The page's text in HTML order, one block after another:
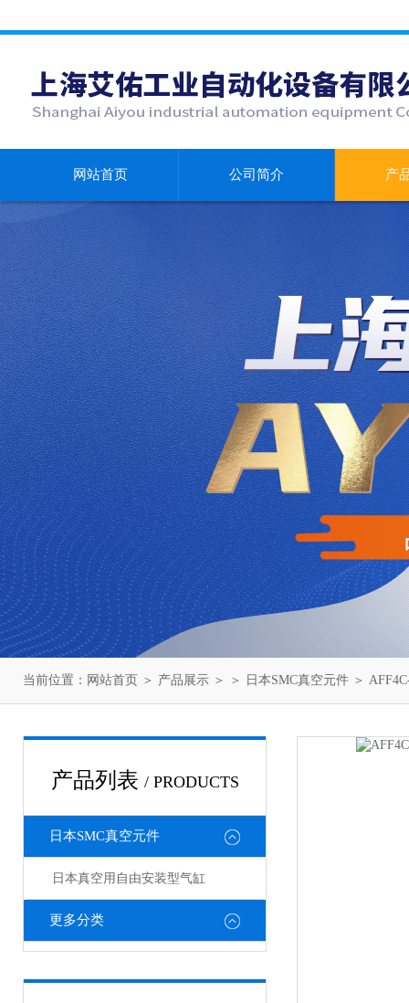
网站首页 公司简介 产
当前位置： 网站首页 ＞ 产品展示 ＞ ＞ 日本SMC真空元件 ＞
产品列表 / PRODUCTS
日本SMC真空元件
日本真空用自由安装型气缸
更多分类